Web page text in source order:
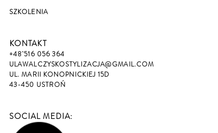
SZKOLENIA
KONTAKT
+48 516 056 364
ULAWALCZYSKOSTYLIZACJA@GMAIL.COM
UL. MARII KONOPNICKIEJ 15D
43-450 USTROŃ
SOCIAL MEDIA: